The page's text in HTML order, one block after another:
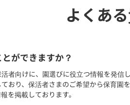
よくあ
ができますか？
者向けに、園選びに役立つ情報を発信
おり、保活者さまのご希望から保育
を掲載しております。